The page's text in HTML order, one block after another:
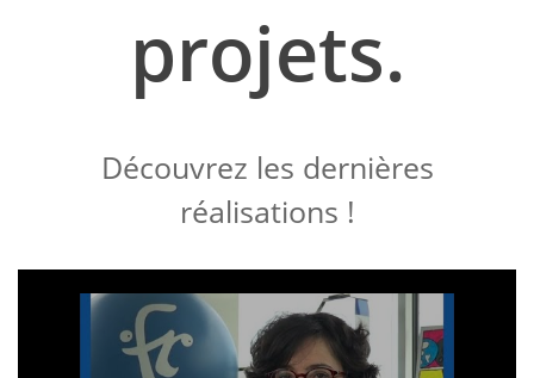
projets.
Découvrez les dernières
réalisations !